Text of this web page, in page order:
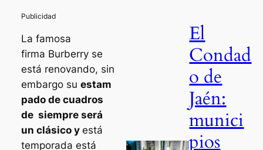
La famosa
firma Burberry se
está renovando, sin
embargo su estam
pado de cuadros
de siempre será
un clásico y está
temporada está
El
Condad
o de
Jaén:
munici
pios